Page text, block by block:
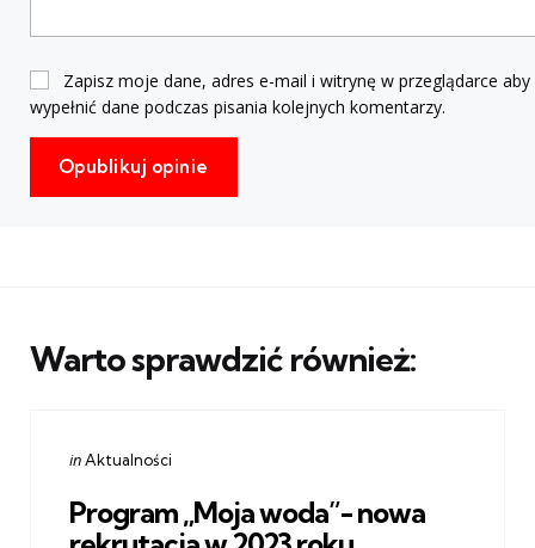
Zapisz moje dane, adres e-mail i witrynę w przeglądarce aby
wypełnić dane podczas pisania kolejnych komentarzy.
Warto sprawdzić również:
Categories
Posted
inAktualności
Program „Moja woda”- nowa